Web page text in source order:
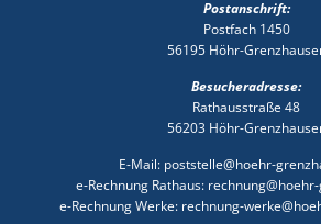
Postanschrift:
Postfach 1450
56195 Höhr-
Besucheradresse:
Rathausstraße 48
56203 Höhr-
E-Mail: poststelle@hoehr-
e-Rechnung Rathaus:
e-Rechnung Werke: rechnung-